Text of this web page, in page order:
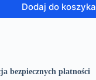
Dodaj do koszyka
bezpiecznych płatności